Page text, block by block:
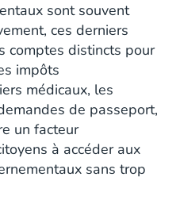
sont souvent
ces derniers
comptes distincts pour
impôts
médicaux, les
de passeport,
un facteur
à accéder aux
sans trop